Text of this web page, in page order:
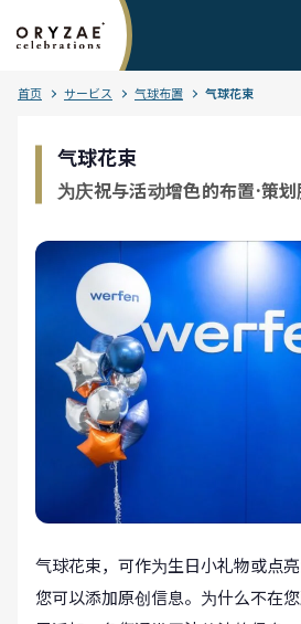
首页 サービス 气球布置 气球花束
气球花束
为庆祝与活动增色的布置·策
气球花束，可作为生日小礼物或点亮
您可以添加原创信息。为什么不在